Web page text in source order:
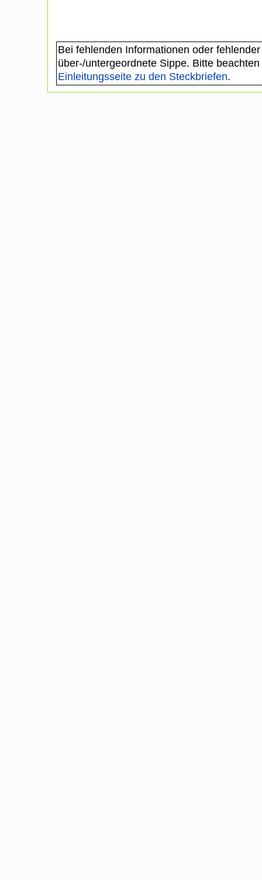
Bei fehlenden Informationen oder
über-/untergeordnete Sippe. Bitte
Einleitungsseite zu den Steckbriefen.